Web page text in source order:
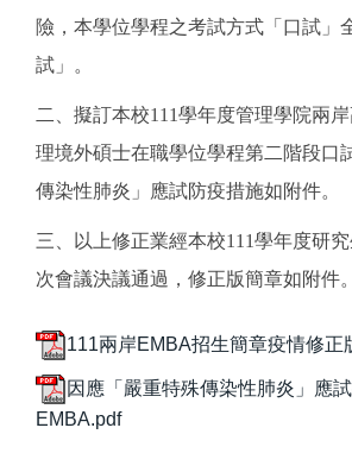
險，本學位學程之考試方式「口試」
試」。
二、擬訂本校111學年度管理學院兩
理境外碩士在職學位學程第二階段口
傳染性肺炎」應試防疫措施如附件。
三、以上修正業經本校111學年度研
次會議決議通過，修正版簡章如附件。
111兩岸EMBA招生簡章疫情修正
因應「嚴重特殊傳染性肺炎」應
EMBA.pdf